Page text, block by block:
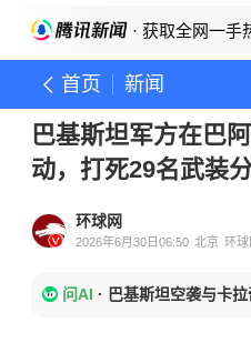
· 获取全网一手
首页 新闻
巴基斯坦军方在巴
动，打死29名武装
环球网
2026年6月30日06:50 北京 环球
问AI · 巴基斯坦空袭与卡